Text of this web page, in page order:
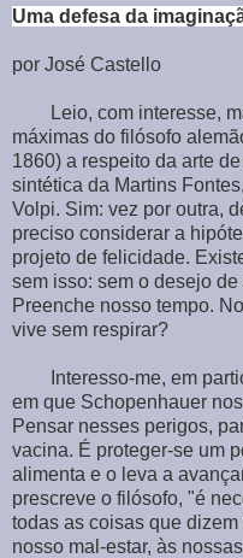
Uma defesa da
por José Castello
Leio, com interesse,
máximas do filósofo
1860) a respeito da arte
sintética da Martins
Volpi. Sim: vez por outra,
preciso considerar a
projeto de felicidade.
sem isso: sem o desejo
Preenche nosso tempo.
vive sem respirar?
Interesso-me, em
em que Schopenhauer
Pensar nesses perigos,
vacina. É proteger-se um
alimenta e o leva a
prescreve o filósofo, "é
todas as coisas que
nosso mal-estar, às